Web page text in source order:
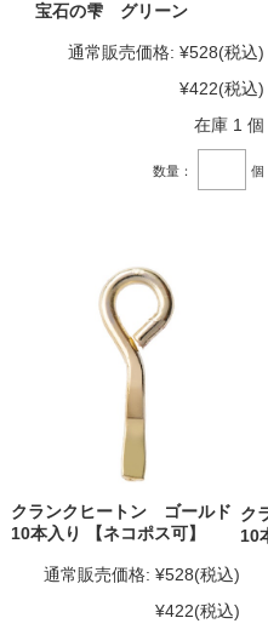
宝石の雫 グリーン
通常販売価格: ¥528(税込)
¥422(税込)
在庫 1 個
数量： 個
クランクヒートン ゴールド
10本入り 【ネコポス可】
通常販売価格: ¥528(税込)
¥422(税込)
ク
10